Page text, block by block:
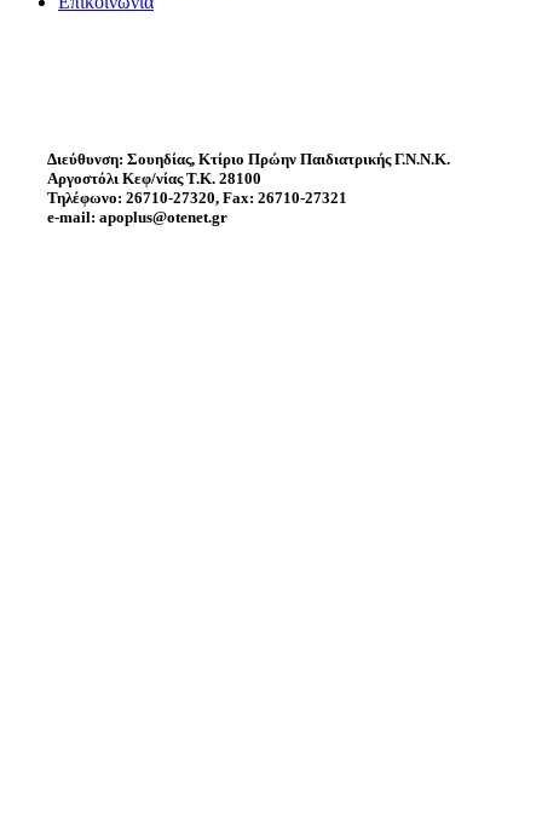
Διεύθυνση: Σουηδίας, Κτίριο Πρώην Παιδιατρικής Γ.Ν.Ν.Κ.
Αργοστόλι Κεφ/νίας Τ.Κ. 28100
Τηλέφωνο: 26710-27320, Fax: 26710-27321
e-mail: apoplus@otenet.gr